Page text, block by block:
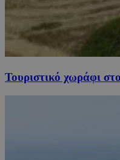
Τουριστικό χωράφι